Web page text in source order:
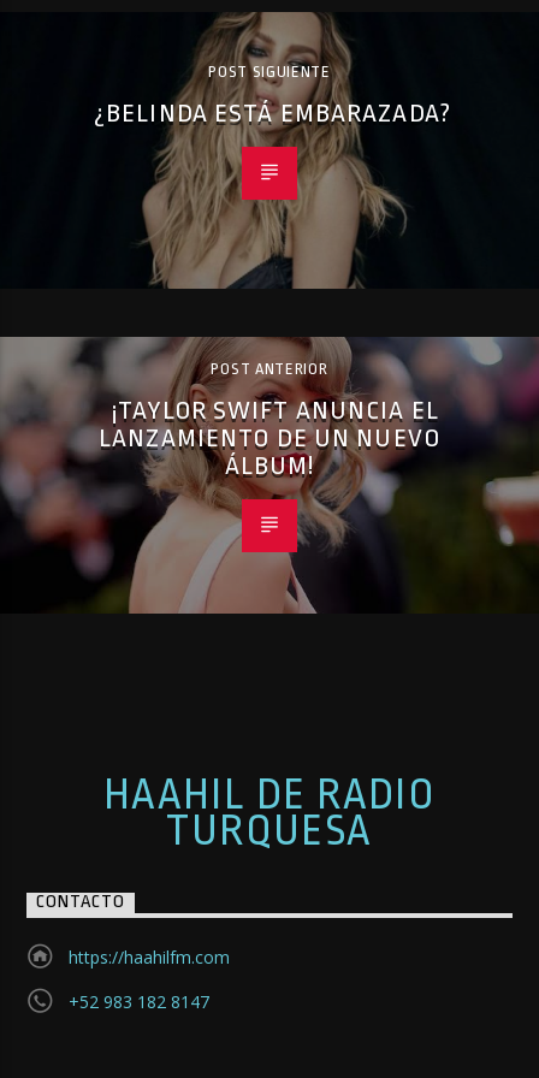
POST SIGUIENTE
¿BELINDA ESTÁ EMBARAZADA?
POST ANTERIOR
¡TAYLOR SWIFT ANUNCIA EL
LANZAMIENTO DE UN NUEVO
ÁLBUM!
HAAHIL DE RADIO
TURQUESA
CONTACTO
https://haahilfm.com
+52 983 182 8147